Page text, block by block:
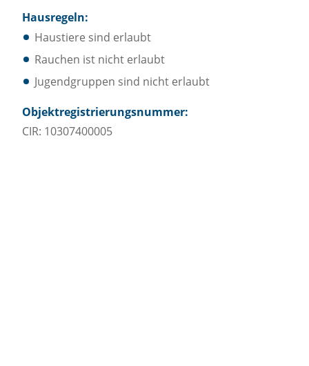
Hausregeln:
Haustiere sind erlaubt
Rauchen ist nicht erlaubt
Jugendgruppen sind nicht erlaubt
Objektregistrierungsnummer:
CIR: 10307400005